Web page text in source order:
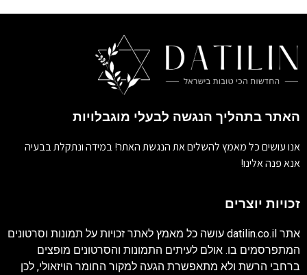
האתר בתהליך הנגשה לבעלי מוגבלויות
אנו עושים כל מאמץ להשלים את הנגשת האתר! במידה ונתקלת בבעיה
אנא פנה אלינו!
זכויות יוצרים
אתר datilin.co.il עושה כל מאמץ לאתר זכויות על תמונות וסרטונים
המתפרסמים בו. אולם לעיתים התמונות והסרטונים מופצים
ברחבי הרשת ולא מתאפשרת הגעה למקור החומר הויזאולי, לכן